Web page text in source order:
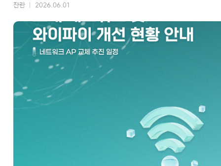
찬란 2026.06.01